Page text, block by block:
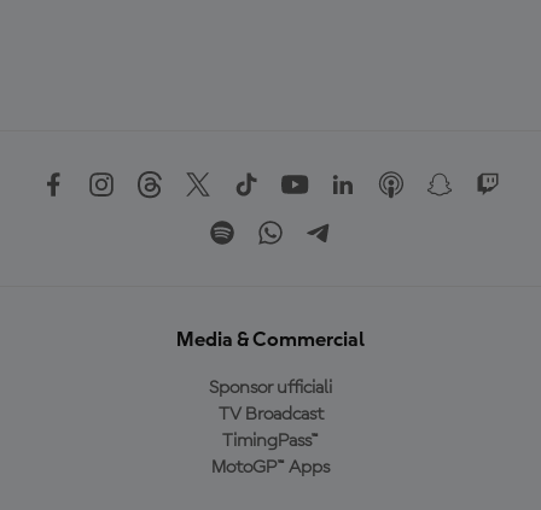
Media & Commercial
Sponsor ufficiali
TV Broadcast
TimingPass™
MotoGP™ Apps